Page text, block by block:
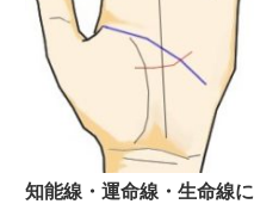
知能線・運命線・生命線に